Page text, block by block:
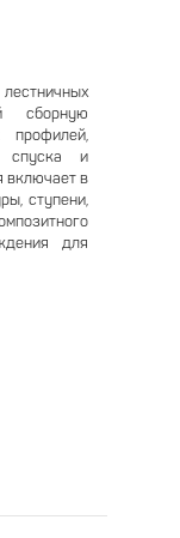
лестничных
сборную
профилей,
спуска и
включает в
ступени,
для